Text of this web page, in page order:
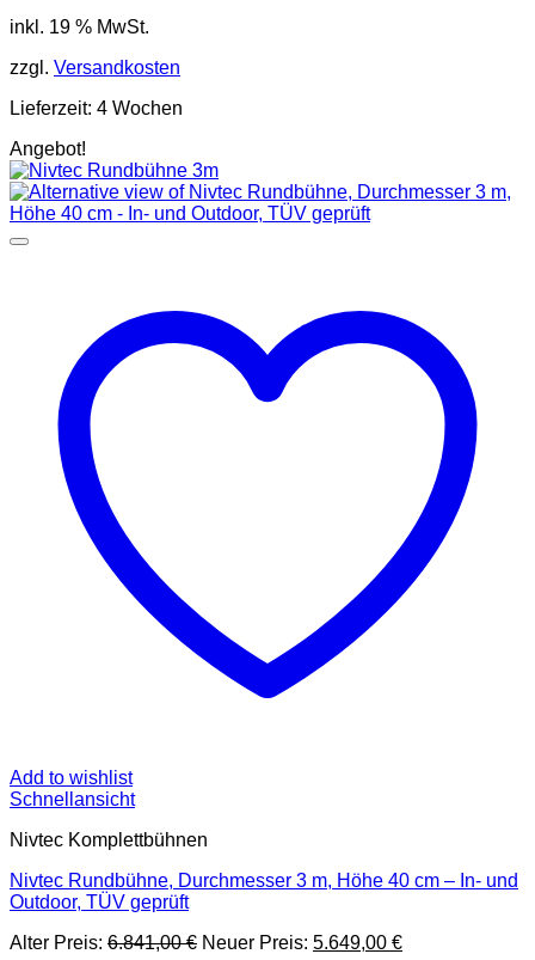
inkl. 19 % MwSt.
zzgl. Versandkosten
Lieferzeit: 4 Wochen
Angebot!
Add to wishlist
Schnellansicht
Nivtec Komplettbühnen
Nivtec Rundbühne, Durchmesser 3 m, Höhe 40 cm – In- und
Outdoor, TÜV geprüft
Alter Preis: 6.841,00€ Ursprünglicher
Neuer Preis: 5.649,00 €Aktueller